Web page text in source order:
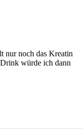
nur noch das Kreatin
würde ich dann